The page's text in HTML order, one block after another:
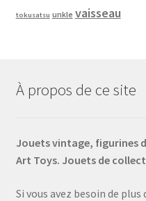
tokusatsu unkle vaisseau
À propos de ce site
Jouets vintage, figurines
Art Toys. Jouets de
Si vous avez besoin de